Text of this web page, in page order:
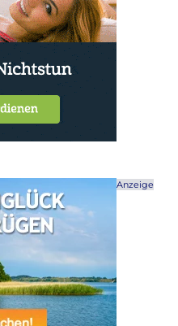
Anzeige